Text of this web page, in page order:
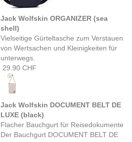
Jack Wolfskin ORGANIZER (sea
shell)
Vielseitige Gürteltasche zum Verstauen
von Wertsachen und Kleinigkeiten für
unterwegs.
29.90 CHF
Jack Wolfskin DOCUMENT BELT DE
LUXE (black)
Flacher Bauchgurt für Reisedokumente
Der Bauchgurt DOCUMENT BELT DE